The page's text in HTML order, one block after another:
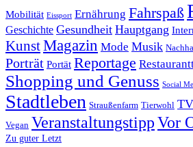
Mobilität Eissport Ernährung Fahrspaß
Geschichte Gesundheit Hauptgang
KunstMagazin Mode Musik
Porträt Portät Reportage
Shopping und Genuss Social
Stadtleben Straußenfarm Tierwohl TV
Vegan VeranstaltungstippVor
Zu guter Letzt